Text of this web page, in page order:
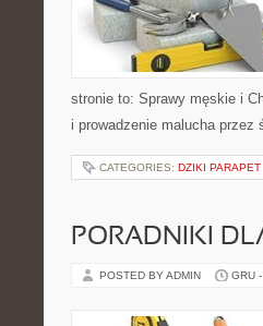
stronie to: Sprawy męskie i
i prowadzenie malucha
CATEGORIES: DZIKI PARAPET
PORADNIKI
POSTED BY ADMIN GRU